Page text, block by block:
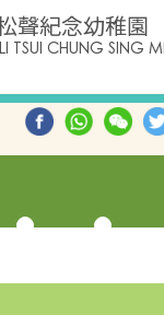
聲紀念幼稚園
TSUI CHUNG SING